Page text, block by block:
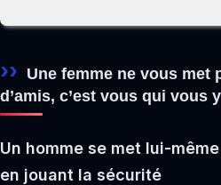
Une femme ne vous met
d’amis, c’est vous qui vous
Un homme se met lui-
en jouant la sécurité